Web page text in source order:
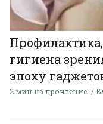
гигиена
эпоху
2 мин на прочтение